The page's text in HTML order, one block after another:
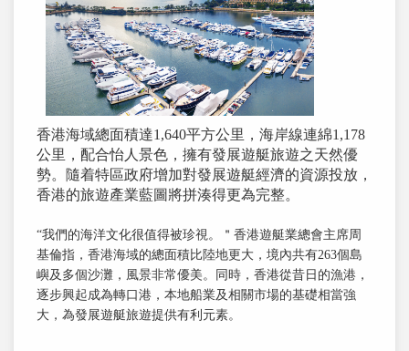
香港海域總面積達1,640平方公里，海岸線連綿1,178
公里，配合怡人景色，擁有發展遊艇旅遊之天然優
勢。隨着特區政府增加對發展遊艇經濟的資源投放，
香港的旅遊產業藍圖將拼湊得更為完整。
“我們的海洋文化很值得被珍視。＂香港遊艇業總會主席周
基倫指，香港海域的總面積比陸地更大，境內共有263個島
嶼及多個沙灘，風景非常優美。同時，香港從昔日的漁港，
逐步興起成為轉口港，本地船業及相關市場的基礎相當強
大，為發展遊艇旅遊提供有利元素。